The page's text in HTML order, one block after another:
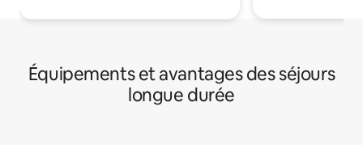
Équipements et avantages des séjours
longue durée